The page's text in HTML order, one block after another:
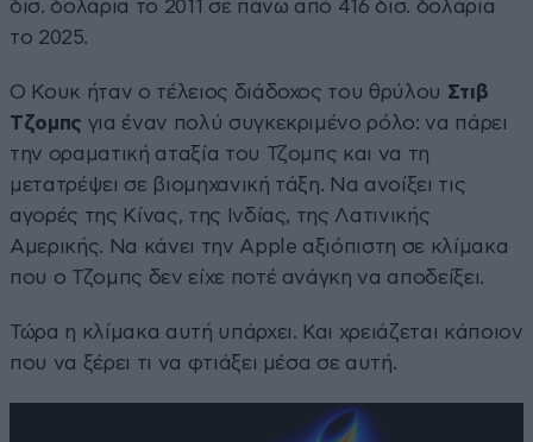
δισ. δολάρια το 2011 σε πάνω από 416 δισ. δολάρια
το 2025.
Ο Κουκ ήταν ο τέλειος διάδοχος του θρύλου Στιβ
Τζομπς για έναν πολύ συγκεκριμένο ρόλο: να πάρει
την οραματική αταξία του Τζομπς και να τη
μετατρέψει σε βιομηχανική τάξη. Να ανοίξει τις
αγορές της Κίνας, της Ινδίας, της Λατινικής
Αμερικής. Να κάνει την Apple αξιόπιστη σε κλίμακα
που ο Τζομπς δεν είχε ποτέ ανάγκη να αποδείξει.
Τώρα η κλίμακα αυτή υπάρχει. Και χρειάζεται κάποιον
που να ξέρει τι να φτιάξει μέσα σε αυτή.